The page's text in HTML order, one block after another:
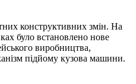
конструктивних змін. На
було встановлено нове
виробництва,
підйому кузова машини.